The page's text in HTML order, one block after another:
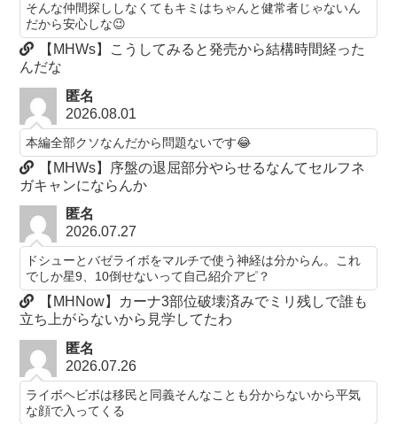
そんな仲間探ししなくてもキミはちゃんと健常者じゃないん
だから安心しな😉
【MHWs】こうしてみると発売から結構時間経った
んだな
匿名
2026.08.01
本編全部クソなんだから問題ないです😂
【MHWs】序盤の退屈部分やらせるなんてセルフネ
ガキャンにならんか
匿名
2026.07.27
ドシューとバゼライボをマルチで使う神経は分からん。これ
でしか星9、10倒せないって自己紹介アピ？
【MHNow】カーナ3部位破壊済みでミリ残しで誰も
立ち上がらないから見学してたわ
匿名
2026.07.26
ライボヘビボは移民と同義そんなことも分からないから平気
な顔で入ってくる